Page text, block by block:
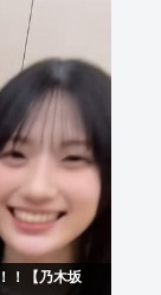
！【乃木坂